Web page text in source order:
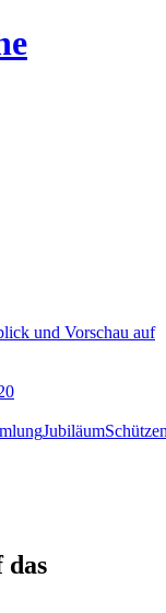
und Vorschau auf
Jubiläum
das